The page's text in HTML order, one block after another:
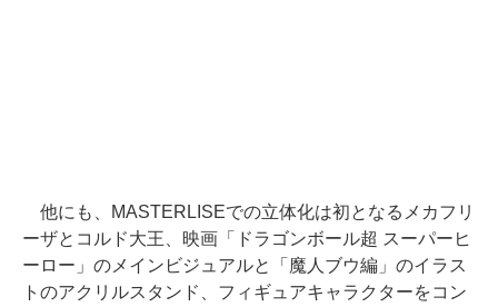
他にも、MASTERLISEでの立体化は初となるメカフリ
ーザとコルド大王、映画「ドラゴンボール超 スーパーヒ
ーロー」のメインビジュアルと「魔人ブウ編」のイラス
トのアクリルスタンド、フィギュアキャラクターをコン